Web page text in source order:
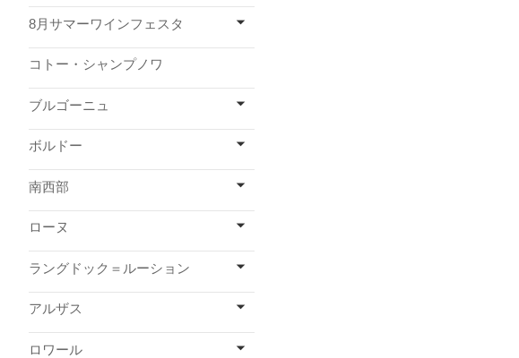
8月サマーワインフェスタ
コトー・シャンプノワ
ブルゴーニュ
ボルドー
南西部
ローヌ
ラングドック＝ルーション
アルザス
ロワール